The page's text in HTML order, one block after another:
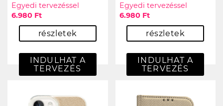
Egyedi tervezéssel
6.980 Ft
részletek
INDULHAT A
TERVEZÉS
Egyedi tervezéssel
6.980 Ft
részletek
INDULHAT A
TERVEZÉS